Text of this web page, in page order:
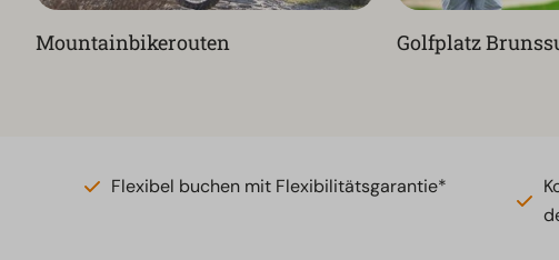
Mountainbikerouten Golfplatz
Flexibel buchen mit Flexibilitätsgarantie*